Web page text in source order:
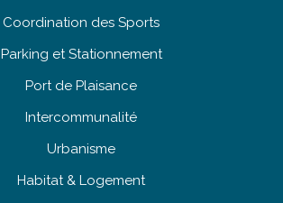
Coordination des Sports
Parking et Stationnement
Port de Plaisance
Intercommunalité
Urbanisme
Habitat & Logement